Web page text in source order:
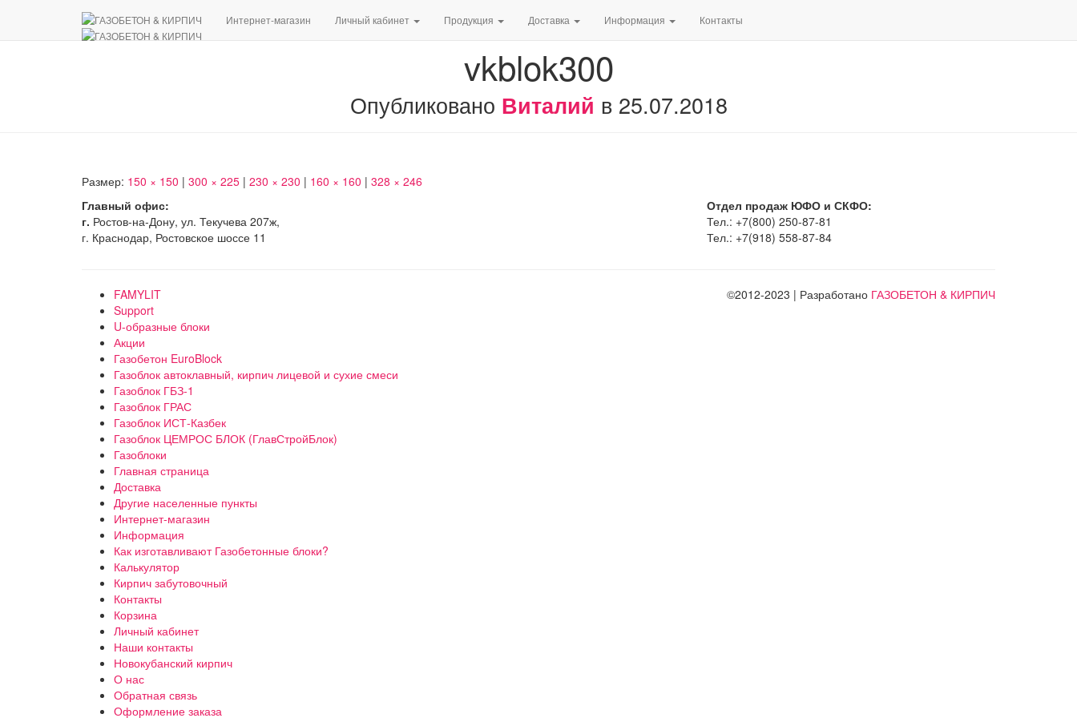
Интернет-магазин Личный кабинет Продукция Доставка Информация Контакты
vkblok300
Опубликовано Виталий в 25.07.2018
Размер: 150 × 150 | 300 × 225 | 230 × 230 | 160 × 160 | 328 × 246
Главный офис:
г. Ростов-на-Дону, ул. Текучева 207ж,
г. Краснодар, Ростовское шоссе 11
Отдел продаж ЮФО и СКФО:
Тел.: +7(800) 250-87-81
Тел.: +7(918) 558-87-84
FAMYLIT
Support
U-образные блоки
Акции
Газобетон EuroBlock
Газоблок автоклавный, кирпич лицевой и сухие смеси
Газоблок ГБЗ-1
Газоблок ГРАС
Газоблок ИСТ-Казбек
Газоблок ЦЕМРОС БЛОК (ГлавСтройБлок)
Газоблоки
Главная страница
Доставка
Другие населенные пункты
Интернет-магазин
Информация
Как изготавливают Газобетонные блоки?
Калькулятор
Кирпич забутовочный
Контакты
Корзина
Личный кабинет
Наши контакты
Новокубанский кирпич
О нас
Обратная связь
Оформление заказа
©2012-2023 | Разработано ГАЗОБЕТОН & КИРПИЧ